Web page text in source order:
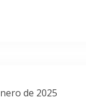
de 2025